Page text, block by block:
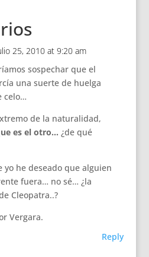
25, 2010 at 9:20 am
sospechar que el
una suerte de huelga
celo…
de la naturalidad,
es el otro… ¿de qué
yo he deseado que alguien
fuera… no sé… ¿la
Cleopatra..?
Vergara.
Reply